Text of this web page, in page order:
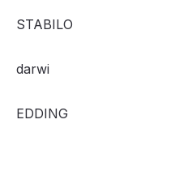
STABILO
darwi
EDDING